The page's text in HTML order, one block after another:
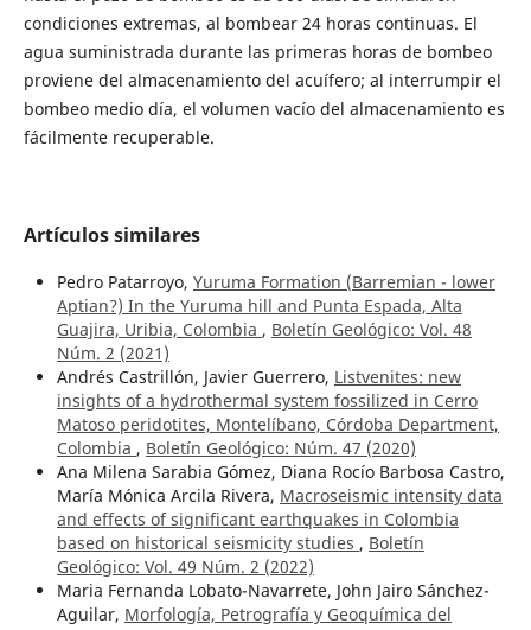
condiciones extremas, al bombear 24 horas continuas. El
agua suministrada durante las primeras horas de bombeo
proviene del almacenamiento del acuífero; al interrumpir el
bombeo medio día, el volumen vacío del almacenamiento es
fácilmente recuperable.
Artículos similares
Pedro Patarroyo, Yuruma Formation (Barremian - lower
Aptian?) In the Yuruma hill and Punta Espada, Alta
Guajira, Uribia, Colombia , Boletín Geológico: Vol. 48
Núm. 2 (2021)
Andrés Castrillón, Javier Guerrero, Listvenites: new
insights of a hydrothermal system fossilized in Cerro
Matoso peridotites, Montelíbano, Córdoba Department,
Colombia , Boletín Geológico: Núm. 47 (2020)
Ana Milena Sarabia Gómez, Diana Rocío Barbosa Castro,
María Mónica Arcila Rivera, Macroseismic intensity data
and effects of significant earthquakes in Colombia
based on historical seismicity studies , Boletín
Geológico: Vol. 49 Núm. 2 (2022)
Maria Fernanda Lobato-Navarrete, John Jairo Sánchez-
Aguilar, Morfología, Petrografía y Geoquímica del